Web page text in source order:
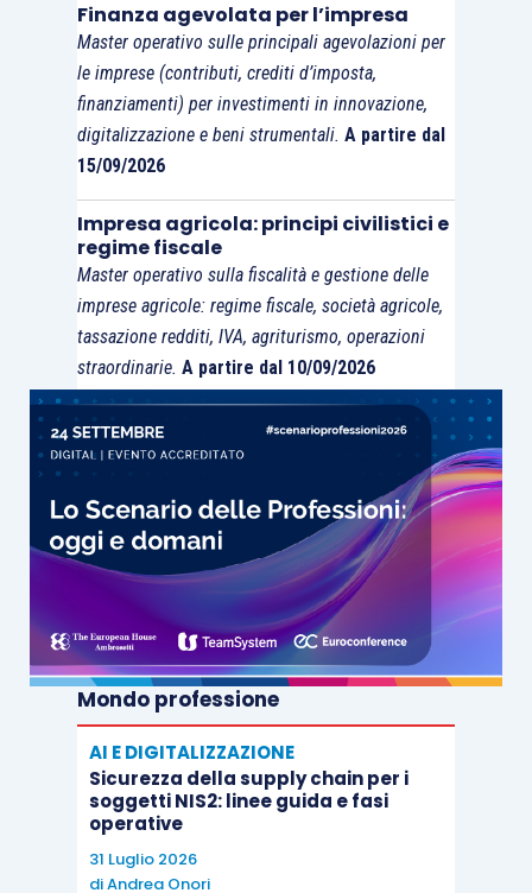
Finanza agevolata per l’impresa
Master operativo sulle principali agevolazioni per
le imprese (contributi, crediti d’imposta,
finanziamenti) per investimenti in innovazione,
digitalizzazione e beni strumentali. A partire dal
15/09/2026
Impresa agricola: principi civilistici e
regime fiscale
Master operativo sulla fiscalità e gestione delle
imprese agricole: regime fiscale, società agricole,
tassazione redditi, IVA, agriturismo, operazioni
straordinarie. A partire dal 10/09/2026
Mondo professione
AI E DIGITALIZZAZIONE
Sicurezza della supply chain per i
soggetti NIS2: linee guida e fasi
operative
31 Luglio 2026
diAndrea Onori